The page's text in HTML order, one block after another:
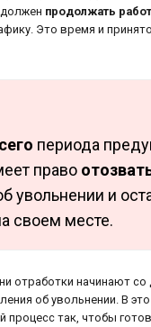
продолжать
Это время и
периода
право
увольнении и
своем месте.
отработки начинают со
об увольнении. В
процесс так, чтобы